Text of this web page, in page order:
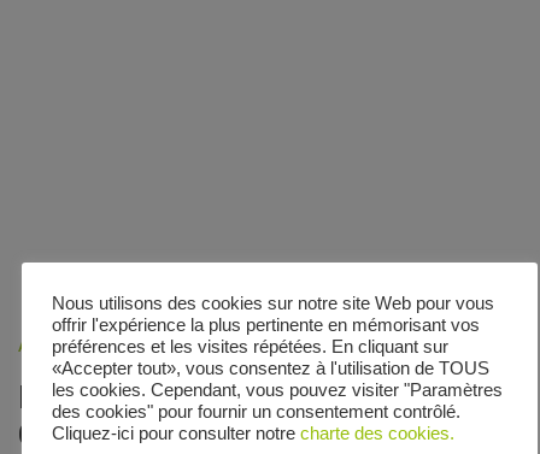
Accueil»Veolia - Zones de collecte»Rue du Chinois
Le calendrier de collecte de Rue du
Chinois
Nous utilisons des cookies sur notre site Web pour vous
offrir l'expérience la plus pertinente en mémorisant vos
préférences et les visites répétées. En cliquant sur
«Accepter tout», vous consentez à l'utilisation de TOUS
les cookies. Cependant, vous pouvez visiter "Paramètres
des cookies" pour fournir un consentement contrôlé.
Cliquez-ici pour consulter notre charte des cookies.